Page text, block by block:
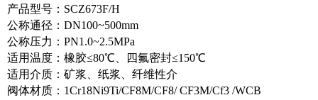
产品型号：SCZ673F/H
公称通径：DN100~500mm
公称压力：PN1.0~2.5MPa
适用温度：橡胶≤80℃、四氟密封≤150℃
适用介质：矿浆、纸浆、纤维性介
阀体材质：1Cr18Ni9Ti/CF8M/CF8/ CF3M/Cf3 /WCB